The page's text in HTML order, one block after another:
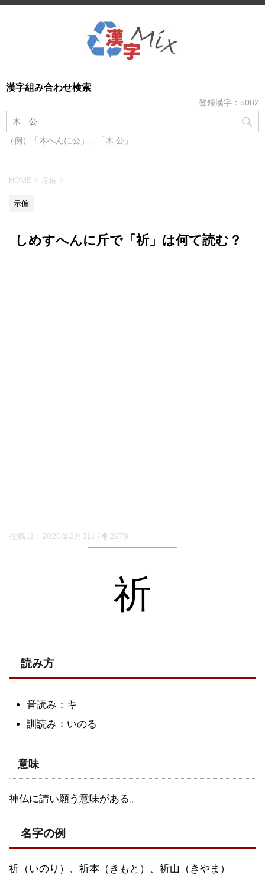
漢字組み合わせ検索
登録漢字：5082
（例）「木へんに公」、「木 公」
HOME > 示偏 >
示偏
しめすへんに斤で「祈」は何て読む？
投稿日： 2020年2月3日 / 2979
祈
読み方
音読み：キ
訓読み：いのる
意味
神仏に請い願う意味がある。
名字の例
祈（いのり）、祈本（きもと）、祈山（きやま）